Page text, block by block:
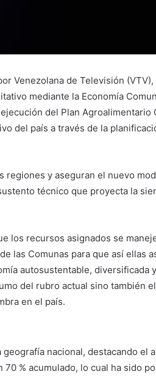
Venezolana de Televisión
mediante la Economía
del Plan Agroalimentario
del país a través de la
regiones y aseguran el nuevo
técnico que proyecta la
los recursos asignados se
las Comunas para que así ellas
autosustentable, diversificada
del rubro actual sino también
en el país.
nacional, destacando el
% acumulado, lo cual ha sido